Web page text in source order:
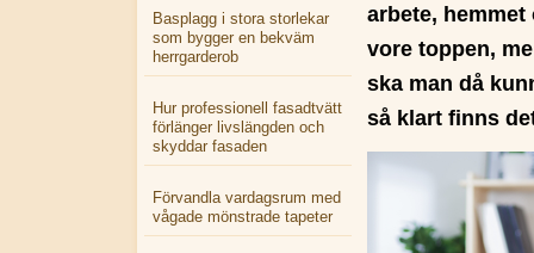
arbete,
vore toppen,
ska man då
så klart finns
Basplagg i stora storlekar
som bygger en bekväm
herrgarderob
Hur professionell fasadtvätt
förlänger livslängden och
skyddar fasaden
Förvandla vardagsrum med
vågade mönstrade tapeter